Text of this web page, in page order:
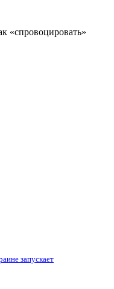
«спровоцировать»
запускает